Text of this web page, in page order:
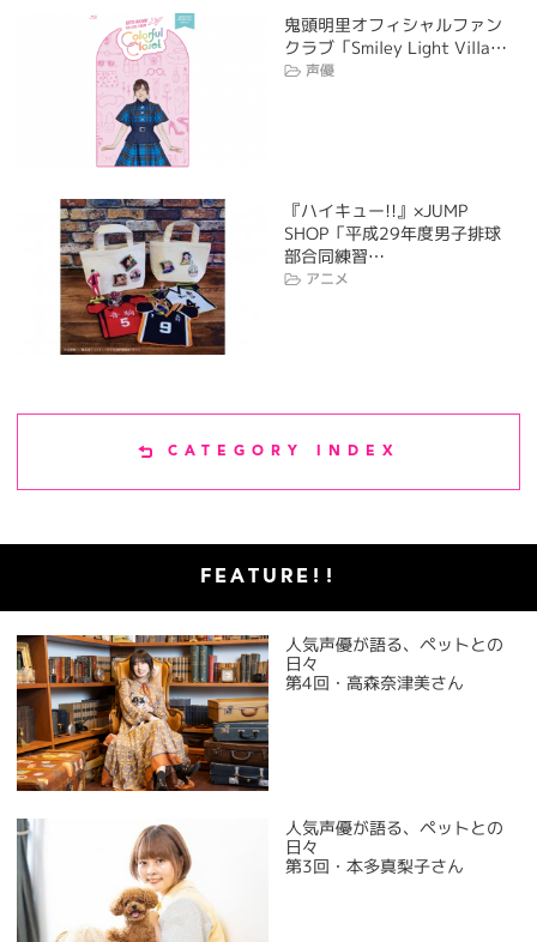
鬼頭明里オフィシャルファン
クラブ「Smiley Light Villa…
声優
『ハイキュー!!』×JUMP
SHOP「平成29年度男子排球
部合同練習…
アニメ
CATEGORY INDEX
FEATURE!!
人気声優が語る、ペットとの
日々
第4回・高森奈津美さん
人気声優が語る、ペットとの
日々
第3回・本多真梨子さん